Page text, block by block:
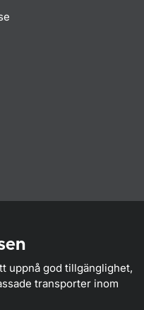
uppnå god tillgänglighet,
transporter inom